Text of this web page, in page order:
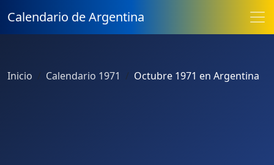
Calendario de Argentina
Inicio Calendario 1971 Octubre 1971 en Argentina